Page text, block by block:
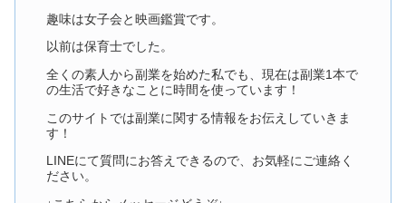
趣味は女子会と映画鑑賞です。
以前は保育士でした。
全くの素人から副業を始めた私でも、現在は副業1本で
の生活で好きなことに時間を使っています！
このサイトでは副業に関する情報をお伝えしていきま
す！
LINEにて質問にお答えできるので、お気軽にご連絡く
ださい。